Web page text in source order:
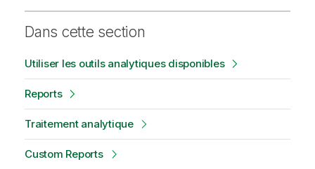
Dans cette section
Utiliser les outils analytiques disponibles
Reports
Traitement analytique
Custom Reports